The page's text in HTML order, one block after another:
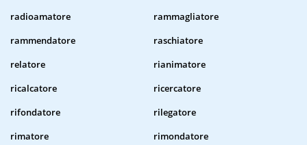
radioamatore
rammagliatore
rammendatore
raschiatore
relatore
rianimatore
ricalcatore
ricercatore
rifondatore
rilegatore
rimatore
rimondatore